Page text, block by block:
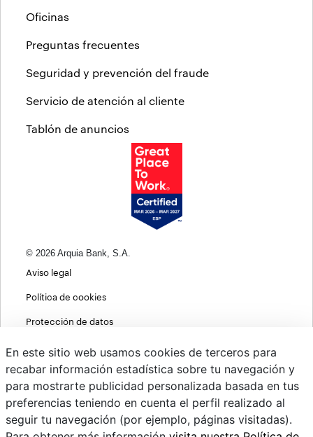
Oficinas
Preguntas frecuentes
Seguridad y prevención del fraude
Servicio de atención al cliente
Tablón de anuncios
© 2026 Arquia Bank, S.A.
Aviso legal
Política de cookies
Protección de datos
Política de privacidad web
MIFID
PSD2
En este sitio web usamos cookies de terceros para
recabar información estadística sobre tu navegación y
para mostrarte publicidad personalizada basada en tus
preferencias teniendo en cuenta el perfil realizado al
seguir tu navegación (por ejemplo, páginas visitadas).